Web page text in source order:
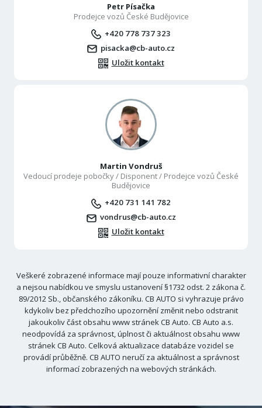
Petr Písačka
Prodejce vozů České Budějovice
+420 778 737 323
pisacka@cb-auto.cz
Uložit kontakt
Martin Vondruš
Vedoucí prodeje pobočky / Disponent / Prodejce vozů České
Budějovice
+420 731 141 782
vondrus@cb-auto.cz
Uložit kontakt
Veškeré zobrazené informace mají pouze informativní charakter
a nejsou nabídkou ve smyslu ustanovení §1732 odst. 2 zákona č.
89/2012 Sb., občanského zákoníku. CB AUTO si vyhrazuje právo
kdykoliv bez předchozího upozornění změnit nebo odstranit
jakoukoliv část obsahu www stránek CB Auto. CB Auto a.s.
neodpovídá za správnost, úplnost či aktuálnost obsahu www
stránek CB Auto. Celková aktualizace databáze vozidel se
provádí průběžně. CB AUTO neručí za aktuálnost a správnost
informací zobrazených na webových stránkách.